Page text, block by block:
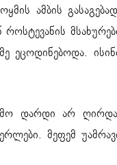
ამბის
ეცოდინებოდა.
დარდი არ
მეფემ